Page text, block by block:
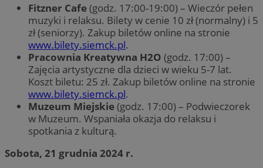
Fitzner Cafe(godz. 17:00-19:00) – Wieczór pełen
muzyki i relaksu. Bilety w cenie 10 zł (normalny) i 5
zł (seniorzy). Zakup biletów online na stronie
www.bilety.siemck.pl.
Pracownia Kreatywna H2O (godz. 17:00) –
Zajęcia artystyczne dla dzieci w wieku 5-7 lat.
Koszt biletu: 25 zł. Zakup biletów online na stronie
www.bilety.siemck.pl.
Muzeum Miejskie(godz. 17:00) – Podwieczorek
w Muzeum. Wspaniała okazja do relaksu i
spotkania z kulturą.
Sobota, 21 grudnia 2024 r.